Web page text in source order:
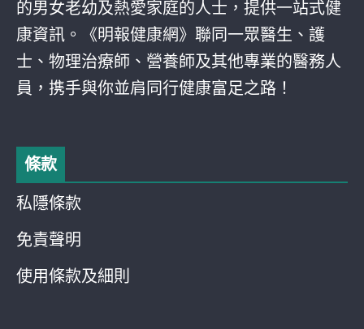
的男女老幼及熱愛家庭的人士，提供一站式健
康資訊。《明報健康網》聯同一眾醫生、護
士、物理治療師、營養師及其他專業的醫務人
員，携手與你並肩同行健康富足之路！
條款
私隱條款
免責聲明
使用條款及細則